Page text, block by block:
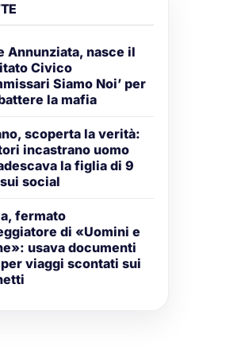
Annunziata, nasce il
Civico
Siamo Noi’ per
la mafia
scoperta la verità:
incastrano uomo
la figlia di 9
social
fermato
di «Uomini e
usava documenti
viaggi scontati sui